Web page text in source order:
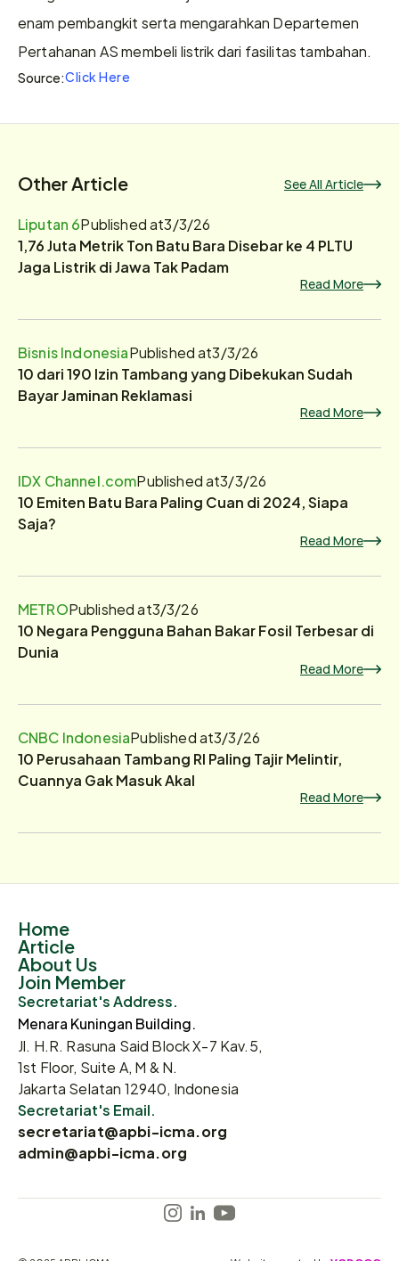
enam pembangkit serta mengarahkan Departemen
Pertahanan AS membeli listrik dari fasilitas tambahan.
Source:Click Here
Other Article See All Article
Liputan 6Published at3/3/26
1,76 Juta Metrik Ton Batu Bara Disebar ke 4 PLTU
Jaga Listrik di Jawa Tak Padam
Read More
Bisnis IndonesiaPublished at3/3/26
10 dari 190 Izin Tambang yang Dibekukan Sudah
Bayar Jaminan Reklamasi
Read More
IDX Channel.comPublished at3/3/26
10 Emiten Batu Bara Paling Cuan di 2024, Siapa
Saja?
Read More
METROPublished at3/3/26
10 Negara Pengguna Bahan Bakar Fosil Terbesar di
Dunia
Read More
CNBC IndonesiaPublished at3/3/26
10 Perusahaan Tambang RI Paling Tajir Melintir,
Cuannya Gak Masuk Akal
Read More
Home
Article
About Us
Join Member
Secretariat's Address.
Menara Kuningan Building.
Jl. H.R. Rasuna Said Block X-7 Kav.5,
1st Floor, Suite A, M & N.
Jakarta Selatan 12940, Indonesia
Secretariat's Email.
secretariat@apbi-icma.org
admin@apbi-icma.org